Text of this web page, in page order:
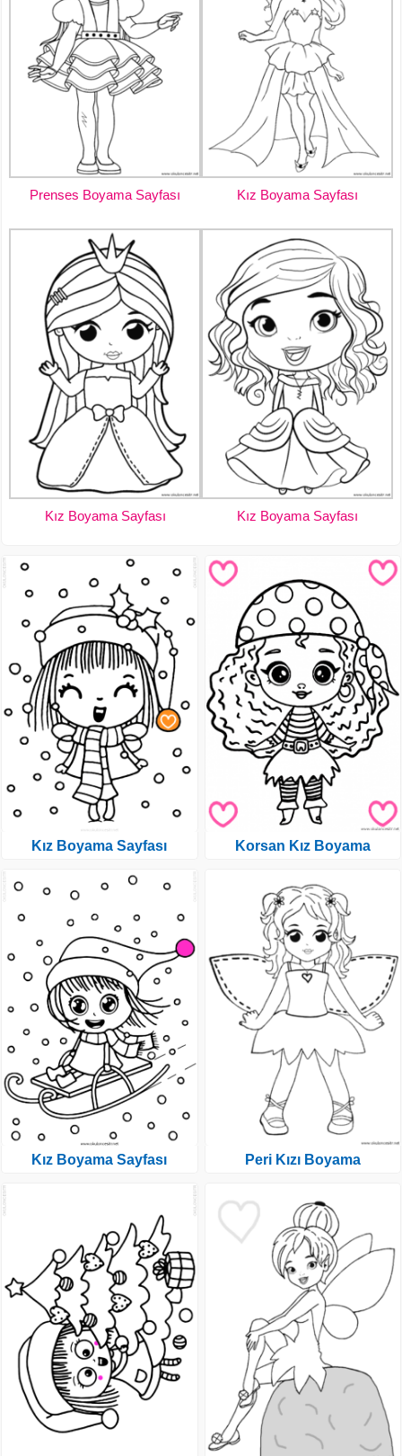
Prenses Boyama Sayfası Kız Boyama Sayfası
Kız Boyama Sayfası Kız Boyama Sayfası
Kız Boyama Sayfası
Kız Boyama Sayfası
Korsan Kız Boyama
Peri Kızı Boyama